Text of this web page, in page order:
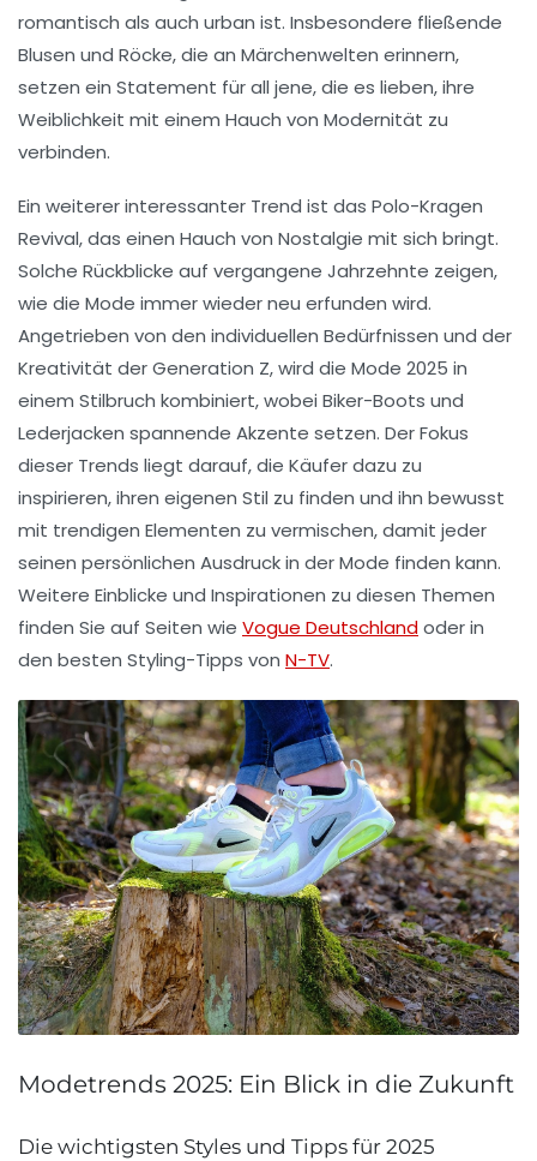
romantisch als auch urban ist. Insbesondere fließende
Blusen und Röcke, die an Märchenwelten erinnern,
setzen ein Statement für all jene, die es lieben, ihre
Weiblichkeit mit einem Hauch von Modernität zu
verbinden.
Ein weiterer interessanter Trend ist das Polo-Kragen
Revival, das einen Hauch von Nostalgie mit sich bringt.
Solche Rückblicke auf vergangene Jahrzehnte zeigen,
wie die Mode immer wieder neu erfunden wird.
Angetrieben von den individuellen Bedürfnissen und der
Kreativität der Generation Z, wird die Mode 2025 in
einem Stilbruch kombiniert, wobei Biker-Boots und
Lederjacken spannende Akzente setzen. Der Fokus
dieser Trends liegt darauf, die Käuferdazu zu
inspirieren, ihren eigenen Stil zu finden und ihn bewusst
mit trendigen Elementen zu vermischen, damit jeder
seinen persönlichen Ausdruck in der Mode finden kann.
Weitere Einblicke und Inspirationen zu diesen Themen
finden Sie auf Seiten wie Vogue Deutschlandoder in
den besten Styling-Tipps von N-TV.
Modetrends 2025: Ein Blick in die Zukunft
Die wichtigsten Styles und Tipps für 2025